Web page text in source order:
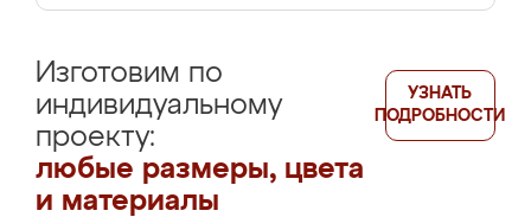
Изготовим по
индивидуальному
проекту:
любые размеры, цвета
и материалы
УЗНАТЬ
ПОДРОБНОСТИ